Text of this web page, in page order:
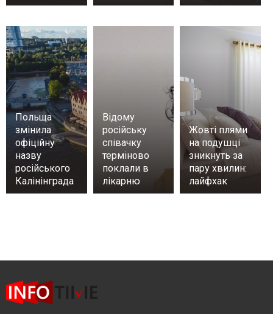
Польща
змінила
офіційну
назву
російського
Калінінграда
Відому
російську
співачку
терміново
поклали в
лікарню
Жовті плями
на подушці
зникнуть за
пару хвилин:
лайфхак